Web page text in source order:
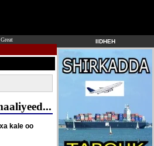
kale oo
IIDHEH